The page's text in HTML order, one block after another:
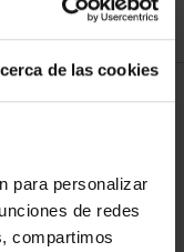
de las cookies
para personalizar
de redes
compartimos